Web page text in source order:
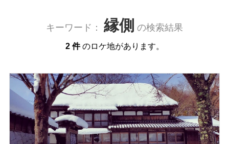
キーワード： 縁側 の検索結果
2 件のロケ地があります。